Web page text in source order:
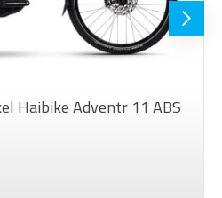
Haibike Adventr 11 ABS